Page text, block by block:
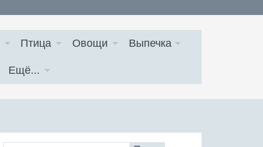
Птица Овощи Выпечка
Ещё...